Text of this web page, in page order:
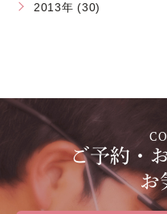
2013年 (30)
ご予約・
お